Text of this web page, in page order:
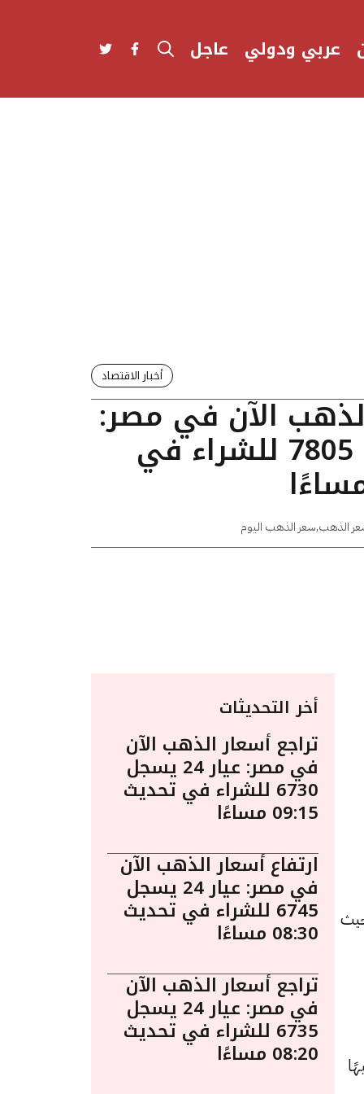
عربي ودولي عاجل
أخبار الاقتصاد
الآن في مصر:
عيار 24 يسجل 7805 للشراء في
الذهب,سعر الذهب اليوم
الساعة 3:20 مساءً. حيث
جنيهًا للبيع و 7790 جنيهًا
أخر التحديثات
تراجع أسعار الذهب الآن
في مصر: عيار 24 يسجل
6730 للشراء في تحديث
09:15 مساءًا
ارتفاع أسعار الذهب الآن
في مصر: عيار 24 يسجل
6745 للشراء في تحديث
08:30 مساءًا
تراجع أسعار الذهب الآن
في مصر: عيار 24 يسجل
6735 للشراء في تحديث
08:20 مساءًا